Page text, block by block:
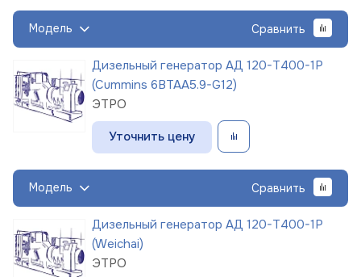
Модель Сравнить
Дизельный генератор АД 120-Т400-1Р
(Cummins 6BTAA5.9-G12)
ЭТРО
Уточнить цену
Модель Сравнить
Дизельный генератор АД 120-Т400-1Р
(Weichai)
ЭТРО